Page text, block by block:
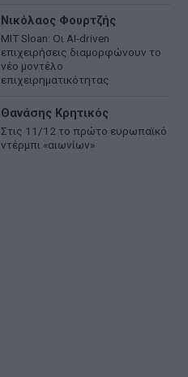
Νικόλαος Φουρτζής
MIT Sloan: Οι AI-driven
επιχειρήσεις διαμορφώνουν το
νέο μοντέλο
επιχειρηματικότητας
Θανάσης Κρητικός
Στις 11/12 το πρώτο ευρωπαϊκό
ντέρμπι «αιωνίων»